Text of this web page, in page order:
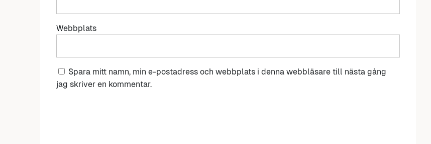
Webbplats
Spara mitt namn, min e-postadress och webbplats i denna webbläsare till nästa gång
jag skriver en kommentar.